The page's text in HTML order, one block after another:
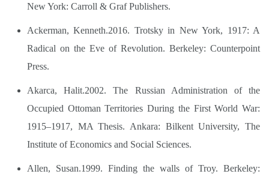
New York: Carroll & Graf Publishers.
Ackerman, Kenneth.2016. Trotsky in New York, 1917: A
Radical on the Eve of Revolution. Berkeley: Counterpoint
Press.
Akarca, Halit.2002. The Russian Administration of the
Occupied Ottoman Territories During the First World War:
1915–1917, MA Thesis. Ankara: Bilkent University, The
Institute of Economics and Social Sciences.
Allen, Susan.1999. Finding the walls of Troy. Berkeley: